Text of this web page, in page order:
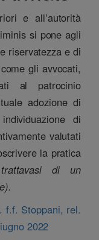
e all’autorità
si pone agli
riservatezza e di
gli avvocati,
al patrocinio
adozione di
di
valutati
la pratica
di un
f.f. Stoppani, rel.
2022